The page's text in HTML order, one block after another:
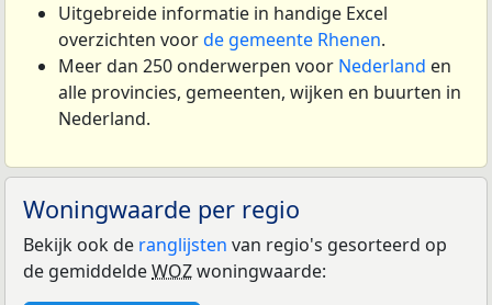
Uitgebreide informatie in handige Excel
overzichten voorde gemeente Rhenen.
Meer dan 250 onderwerpen voor Nederland en
alle provincies, gemeenten, wijken en buurten in
Nederland.
Woningwaarde per regio
Bekijk ook de ranglijsten van regio's gesorteerd op
de gemiddeldeWOZwoningwaarde: